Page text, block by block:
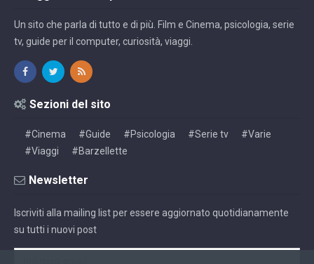
Un sito che parla di tutto e di più. Film e Cinema, psicologia, serie
tv, guide per il computer, curiosità, viaggi.
Sezioni del sito
#Cinema #Guide #Psicologia #Serie tv
#Varie
#Viaggi
#Barzellette
Newsletter
Iscriviti alla mailing list per essere aggiornato quotidianamente
su tutti i nuovi post